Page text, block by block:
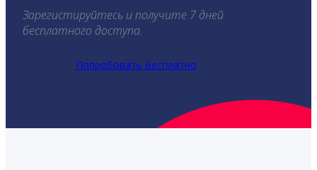
Зарегистируйтесь и получите 7 дней
бесплатного доступа.
Попробовать бесплатно